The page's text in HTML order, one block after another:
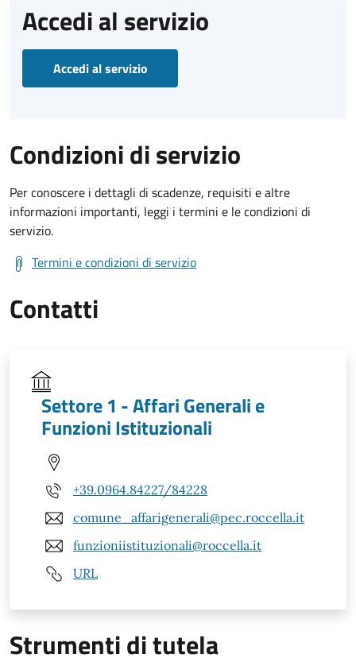
Accedi al servizio
Accedi al servizio
Condizioni di servizio
Per conoscere i dettagli di scadenze, requisiti e altre
informazioni importanti, leggi i termini e le condizioni di
servizio.
Termini e condizioni di servizio
Contatti
Settore 1 - Affari Generali e
Funzioni Istituzionali
+39.0964.84227/84228
comune_affarigenerali@pec.roccella.it
funzioniistituzionali@roccella.it
URL
Strumenti di tutela